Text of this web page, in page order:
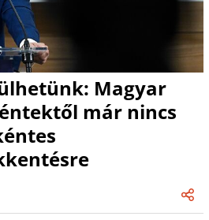
Magyar
már nincs